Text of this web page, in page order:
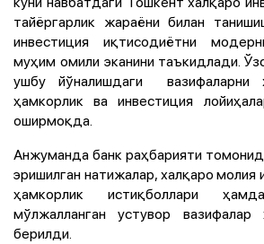
тайёргарлик жараёни билан
инвестиция иқтисодиётни
муҳим омили эканини таъкидлади.
ушбу йўналишдаги вазифаларни
ҳамкорлик ва инвестиция
оширмоқда.
Анжуманда банк раҳбарияти
эришилган натижалар, халқаро молия
ҳамкорлик истиқболлари
мўлжалланган устувор
берилди.